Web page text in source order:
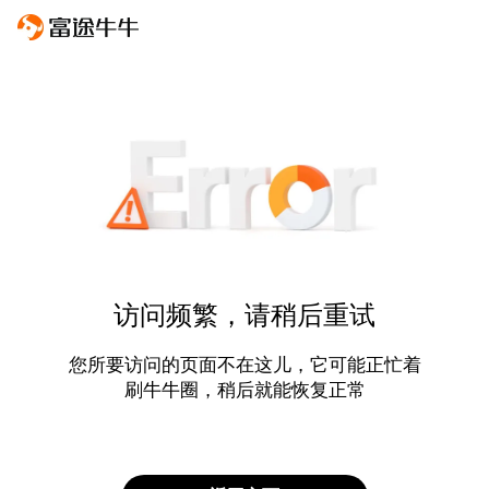
访问频繁，请稍后重试
您所要访问的页面不在这儿，它可能正忙着
刷牛牛圈，稍后就能恢复正常